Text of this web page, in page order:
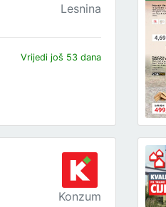
Lesnina
Vrijedi još 53 dana
Konzum